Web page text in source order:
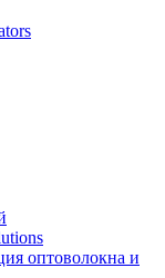
оптоволокна и